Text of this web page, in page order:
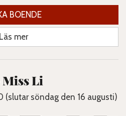
BOENDE
Läs mer
Li
(slutar söndag den 16 augusti)